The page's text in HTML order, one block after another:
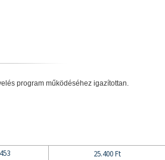
program működéséhez igazítottan.
25.400 Ft